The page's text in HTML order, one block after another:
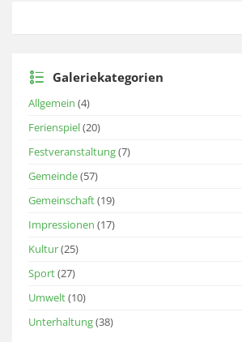
Galeriekategorien
Allgemein (4)
Ferienspiel(20)
Festveranstaltung(7)
Gemeinde(57)
Gemeinschaft(19)
Impressionen (17)
Kultur(25)
Sport(27)
Umwelt(10)
Unterhaltung(38)